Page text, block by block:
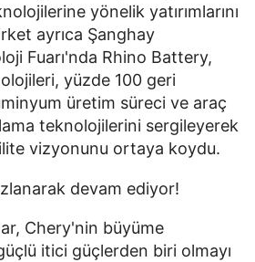
yönelik yatırımlarını
ayrıca Şanghay
Fuarı'nda Rhino Battery,
yüzde 100 geri
üretim süreci ve araç
teknolojilerini sergileyerek
vizyonunu ortaya koydu.
devam ediyor!
Chery'nin büyüme
itici güçlerden biri olmayı